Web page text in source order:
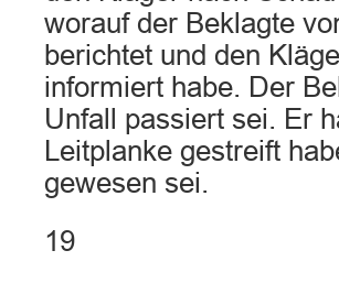
worauf der Beklagte
berichtet und den
informiert habe. Der
Unfall passiert sei. Er
Leitplanke gestreift
gewesen sei.
19